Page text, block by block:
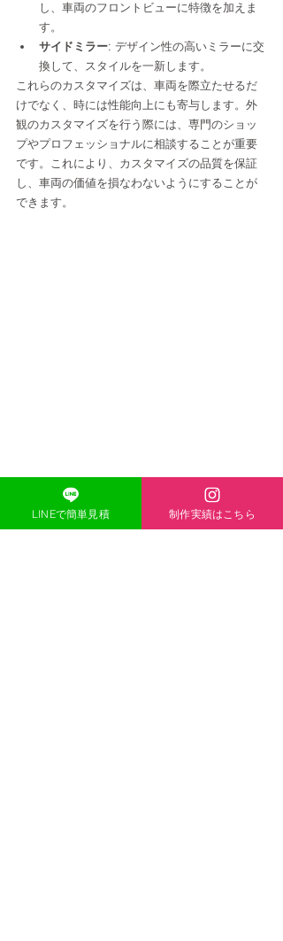
し、車両のフロントビューに特徴を加えま
す。
サイドミラー: デザイン性の高いミラーに交
換して、スタイルを一新します。
これらのカスタマイズは、車両を際立たせるだ
けでなく、時には性能向上にも寄与します。外
観のカスタマイズを行う際には、専門のショッ
プやプロフェッショナルに相談することが重要
です。これにより、カスタマイズの品質を保証
し、車両の価値を損なわないようにすることが
できます。
LINEで簡単見積 制作実績はこちら